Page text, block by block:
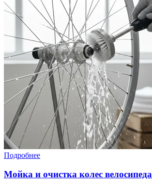
Подробнее
Мойка и очистка колес велосипеда